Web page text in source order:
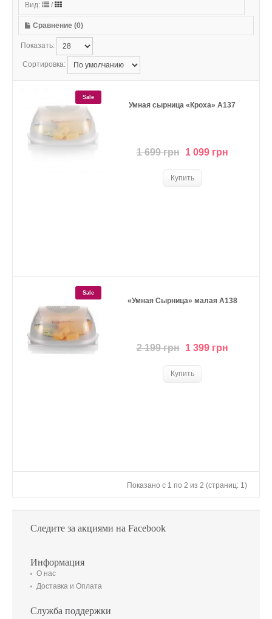
Вид: /
Сравнение (0)
Показать:
Сортировка:
Sale
Умная сырница «Кроха» А137
1 699 грн 1 099 грн
Sale
«Умная Сырница» малая А138
2 199 грн 1 399 грн
Показано с 1 по 2 из 2 (страниц: 1)
Следите за акциями на Facebook
Информация
О нас
Доставка и Оплата
Служба поддержки